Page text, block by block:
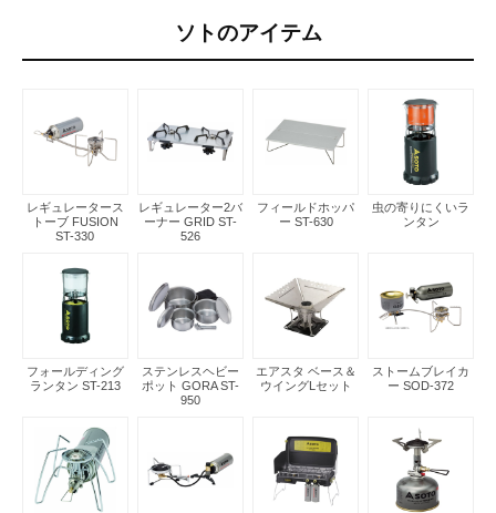
ソトのアイテム
レギュレータース
トーブ FUSION
ST-330
レギュレーター2バ
ーナー GRID ST-
526
フィールドホッパ
ー ST-630
虫の寄りにくいラ
ンタン
フォールディング
ランタン ST-213
ステンレスヘビー
ポット GORA ST-
950
エアスタ ベース＆
ウイングLセット
ストームブレイカ
ー SOD-372